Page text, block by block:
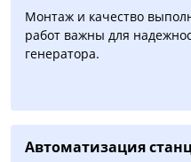
Монтаж и качество
работ важны для
генератора.
Автоматизация